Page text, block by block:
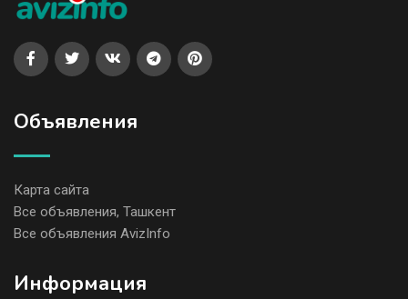
Объявления
Карта сайта
Все объявления, Ташкент
Все объявления AvizInfo
Информация